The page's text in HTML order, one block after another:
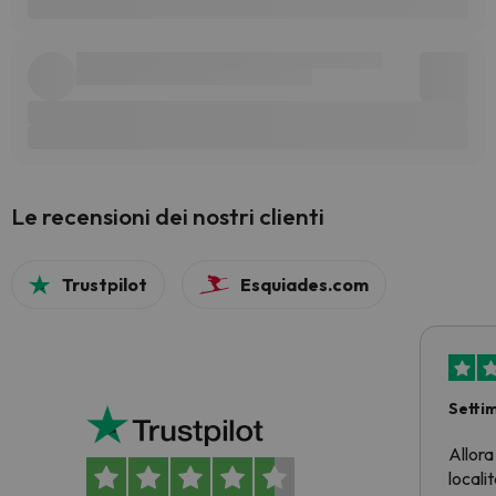
Le recensioni dei nostri clienti
Trustpilot Esquiades.com
Allora